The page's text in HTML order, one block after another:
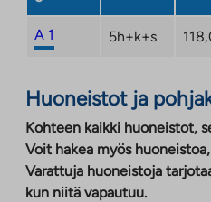
A 1 5h+k+s
Huoneistot ja
Kohteen kaikki huoneistot,
Voit hakea myös
Varattuja huoneistoja
kun niitä vapautuu.